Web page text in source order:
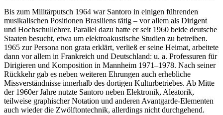
Bis zum Militärputsch 1964 war Santoro in einigen führenden
musikalischen Positionen Brasiliens tätig – vor allem als Dirigent
und Hochschullehrer. Parallel dazu hatte er seit 1960 beide deutsche
Staaten besucht, etwa um elektroakustische Studien zu betreiben.
1965 zur Persona non grata erklärt, verließ er seine Heimat, arbeitete
dann vor allem in Frankreich und Deutschland: u. a. Professuren für
Dirigieren und Komposition in Mannheim 1971–1978. Nach seiner
Rückkehr gab es neben weiteren Ehrungen auch erhebliche
Missverständnisse innerhalb des dortigen Kulturbetriebes. Ab Mitte
der 1960er Jahre nutzte Santoro neben Elektronik, Aleatorik,
teilweise graphischer Notation und anderen Avantgarde-Elementen
auch wieder die Zwölftontechnik, allerdings nicht durchgehend.